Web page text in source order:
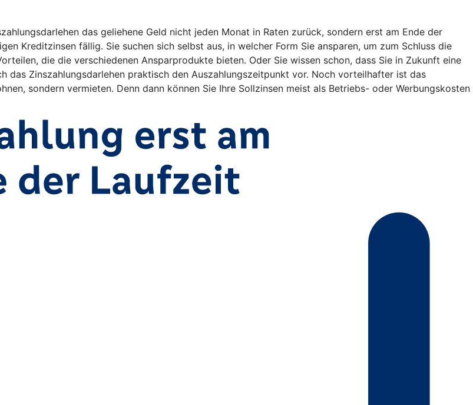
das geliehene Geld nicht jeden Monat in Raten zurück, sondern erst am Ende der
Kreditzinsen fällig. Sie suchen sich selbst aus, in welcher Form Sie ansparen, um zum Schluss die
die die verschiedenen Ansparprodukte bieten. Oder Sie wissen schon, dass Sie in Zukunft eine
das Zinszahlungsdarlehen praktisch den Auszahlungszeitpunkt vor. Noch vorteilhafter ist das
sondern vermieten. Denn dann können Sie Ihre Sollzinsen meist als Betriebs- oder Werbungskosten